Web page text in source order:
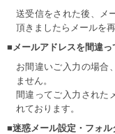
送受信をされた後、メ
頂きましたらメールを
■メールアドレスを間違っ
お間違いご入力の場合
ません。
間違ってご入力された
れております。
■迷惑メール設定・フォル